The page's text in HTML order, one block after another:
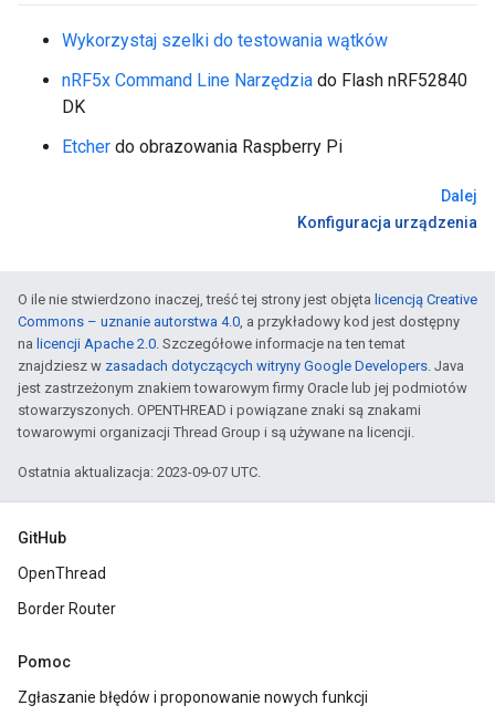
Wykorzystaj szelki do testowania wątków
nRF5x Command Line Narzędzia do Flash nRF52840
DK
Etcher do obrazowania Raspberry Pi
Dalej
Konfiguracja urządzenia
O ile nie stwierdzono inaczej, treść tej strony jest objęta licencją Creative
Commons – uznanie autorstwa 4.0, a przykładowy kod jest dostępny
na licencji Apache 2.0. Szczegółowe informacje na ten temat
znajdziesz w zasadach dotyczących witryny Google Developers. Java
jest zastrzeżonym znakiem towarowym firmy Oracle lub jej podmiotów
stowarzyszonych. OPENTHREAD i powiązane znaki są znakami
towarowymi organizacji Thread Group i są używane na licencji.
Ostatnia aktualizacja: 2023-09-07 UTC.
GitHub
OpenThread
Border Router
Pomoc
Zgłaszanie błędów i proponowanie nowych funkcji